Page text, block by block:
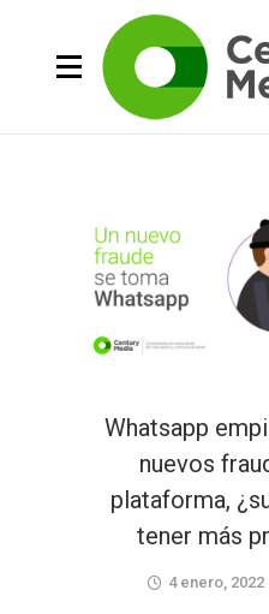
Whatsapp
nuevos
plataforma,
tener más
4 enero, 2022